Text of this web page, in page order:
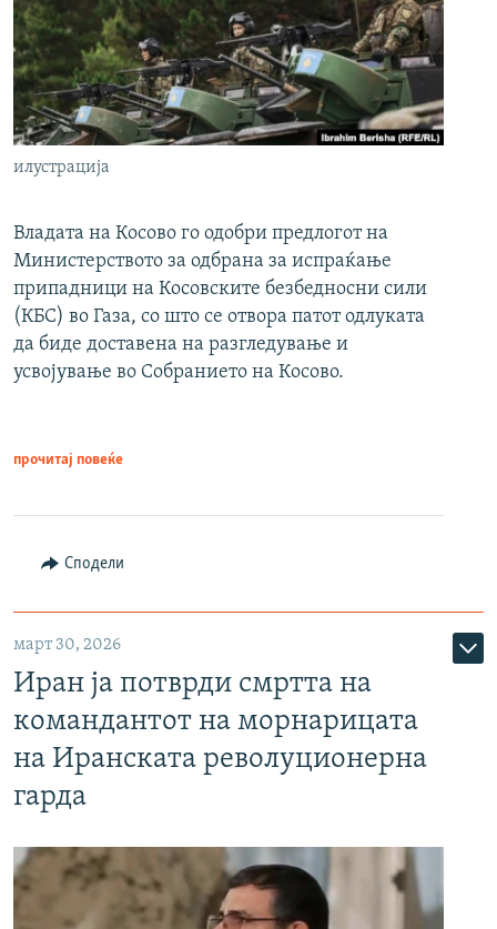
илустрација
Владата на Косово го одобри предлогот на
Министерството за одбрана за испраќање
припадници на Косовските безбедносни сили
(КБС) во Газа, со што се отвора патот одлуката
да биде доставена на разгледување и
усвојување во Собранието на Косово.
прочитај повеќе
Сподели
март 30, 2026
Иран ја потврди смртта на
командантот на морнарицата
на Иранската револуционерна
гарда